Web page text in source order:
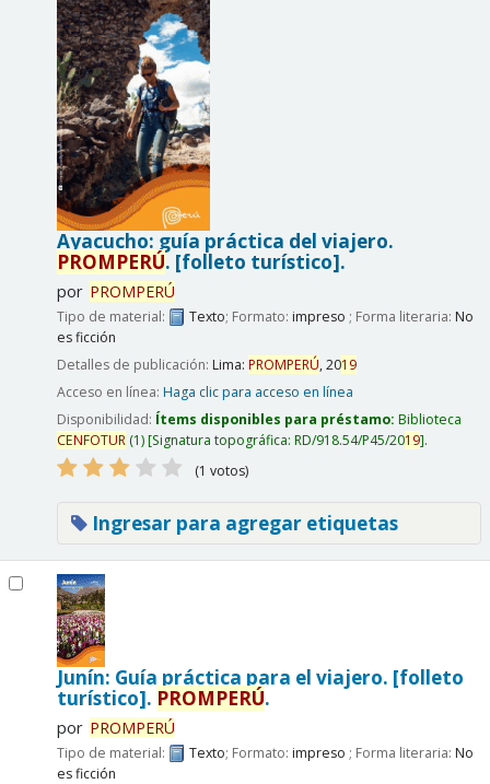
Ayacucho: guía práctica del viajero.
PROMPERÚ. [folleto turístico].
por PROMPERÚ
Tipo de material: Texto; Formato: impreso ; Forma literaria: No
es ficción
Detalles de publicación: Lima: PROMPERÚ,2019
Acceso en línea: Haga clic para acceso en línea
Disponibilidad: Ítems disponibles para préstamo: Biblioteca
CENFOTUR(1) Signatura topográfica: RD/918.54/P45/2019 .
(1 votos)
Ingresar para agregar etiquetas
Junín: Guía práctica para el viajero. [folleto
turístico]. PROMPERÚ.
por PROMPERÚ
Tipo de material: Texto; Formato: impreso ; Forma literaria: No
es ficción